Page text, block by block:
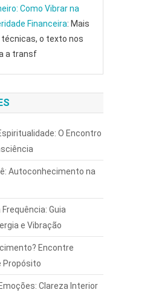
Como Vibrar na
Financeira: Mais
técnicas, o texto nos
a transf
O Encontro
Autoconhecimento na
Guia
e Vibração
Encontre
Propósito
Clareza Interior